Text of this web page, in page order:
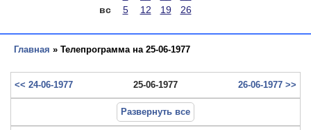
вс
5 12 19 26
Главная » Телепрограмма на 25-06-1977
<< 24-06-1977 25-06-1977 26-06-1977 >>
Развернуть все